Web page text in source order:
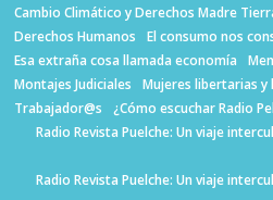
Cambio Climático y Derechos Madre
Derechos Humanos
El consumo nos
Esa extraña cosa llamada economía
Montajes Judiciales
Mujeres libertarias y
Trabajador@s
¿Cómo escuchar Radio
Radio Revista Puelche: Un viaje
Radio Revista Puelche: Un viaje